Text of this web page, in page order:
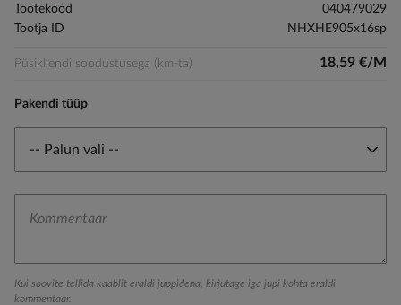
of
the
gallery
Tootekood
040479029
Tootja ID
NHXHE905x16sp
Püsikliendi soodustusega (km-ta) 18,59 €/M
Pakendi tüüp
Kui soovite tellida kaablit eraldi juppidena, kirjutage iga jupi kohta eraldi
kommentaar.